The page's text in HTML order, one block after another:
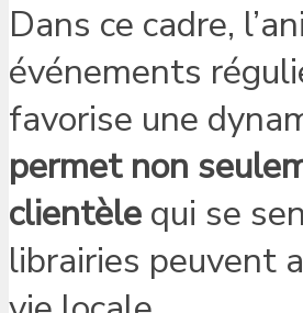
Dans ce cadre,
événements
favorise une
permet non
clientèle qui se
librairies peuvent